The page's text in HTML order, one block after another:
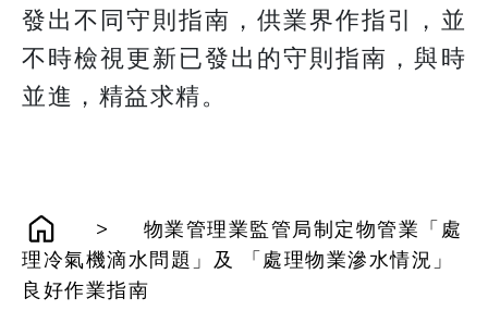
發出不同守則指南，供業界作指引，並
不時檢視更新已發出的守則指南，與時
並進，精益求精。
>
物業管理業監管局制定物管業「處
理冷氣機滴水問題」及 「處理物業滲水情況」
良好作業指南